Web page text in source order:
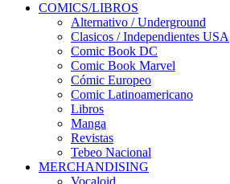
COMICS/LIBROS
Alternativo / Underground
Clasicos / Independientes USA
Comic Book DC
Comic Book Marvel
Cómic Europeo
Comic Latinoamericano
Libros
Manga
Revistas
Tebeo Nacional
MERCHANDISING